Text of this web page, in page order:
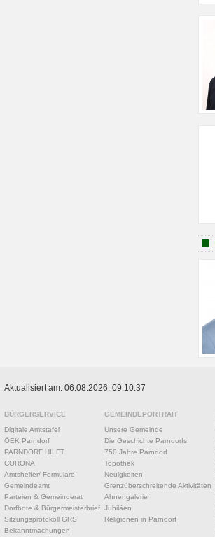
Aktualisiert am: 06.08.2026; 09:10:37
BÜRGERSERVICE
Digitale Amtstafel
ÖEK Parndorf
PARNDORF HILFT
CORONA
Amtshelfer/ Formulare
Gemeindeamt
Parteien & Gemeinderat
Dorfbote & Bürgermeisterbrief
Sitzungsprotokoll GRS
Bekanntmachungen
GEMEINDEPORTRAIT
Unsere Gemeinde
Die Geschichte Parndorfs
750 Jahre Parndorf
Topothek
Neuigkeiten
Grenzüberschreitende Aktivitäten
Ahnengalerie
Jubiläen
Religionen in Parndorf